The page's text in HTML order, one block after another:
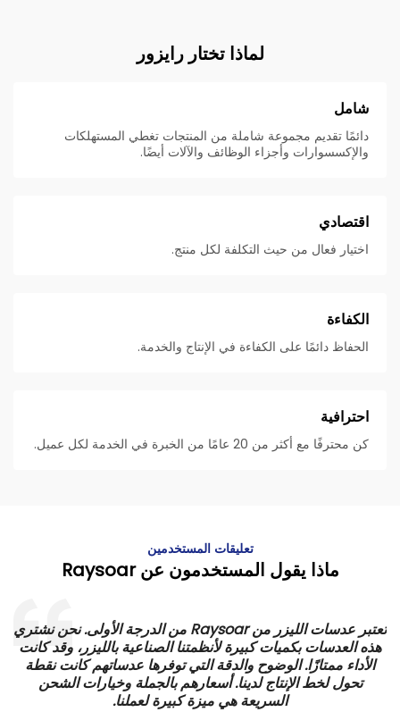
لماذا تختار رايزور
شامل
دائمًا تقديم مجموعة شاملة من المنتجات تغطي المستهلكات
والإكسسوارات وأجزاء الوظائف والآلات أيضًا.
اقتصادي
اختيار فعال من حيث التكلفة لكل منتج.
الكفاءة
الحفاظ دائمًا على الكفاءة في الإنتاج والخدمة.
احترافية
كن محترفًا مع أكثر من 20 عامًا من الخبرة في الخدمة لكل عميل.
تعليقات المستخدمين
ماذا يقول المستخدمون عن Raysoar
تعتبر عدسات الليزر من Raysoar من الدرجة الأولى. نحن نشتري
هذه العدسات بكميات كبيرة لأنظمتنا الصناعية بالليزر، وقد كانت
الأداء ممتازًا. الوضوح والدقة التي توفرها عدساتهم كانت نقطة
تحول لخط الإنتاج لدينا. أسعارهم بالجملة وخيارات الشحن
السريعة هي ميزة كبيرة لعملنا.